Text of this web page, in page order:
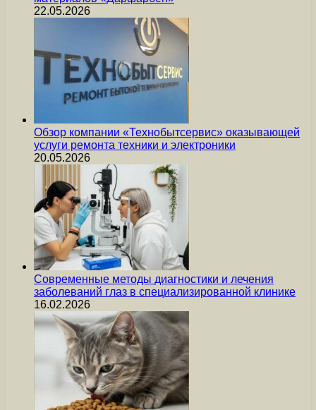
22.05.2026
Обзор компании «Технобытсервис» оказывающей
услуги ремонта техники и электроники
20.05.2026
Современные методы диагностики и лечения
заболеваний глаз в специализированной клинике
16.02.2026